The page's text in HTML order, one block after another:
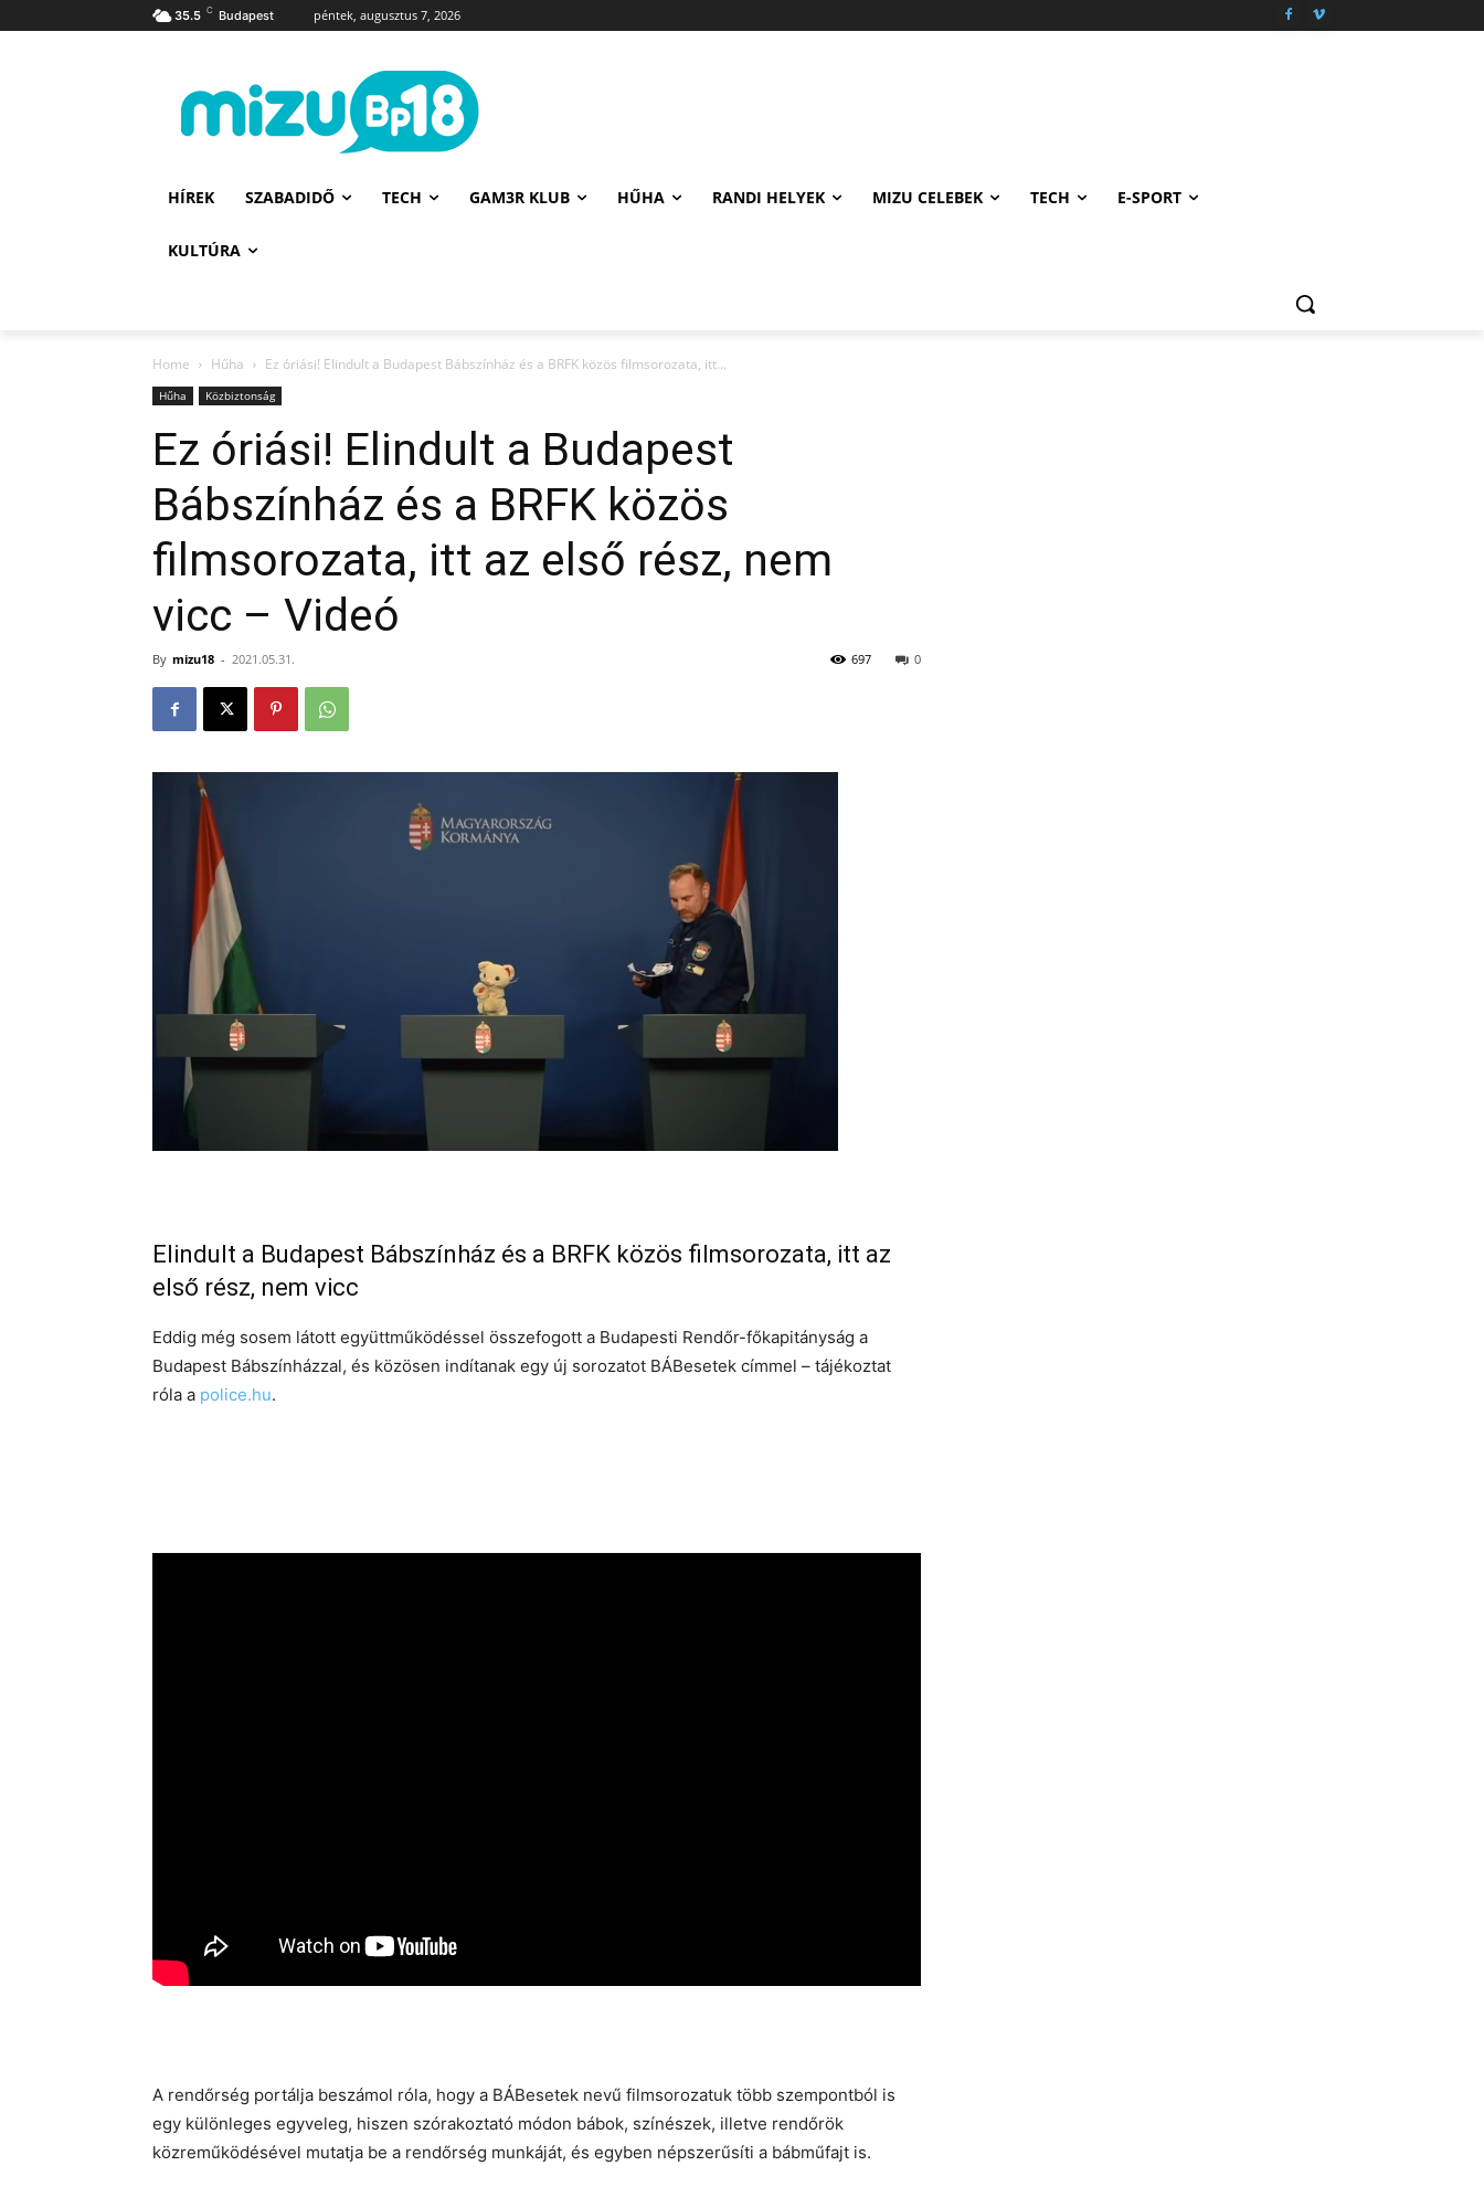
35.5 C Budapest péntek, augusztus 7, 2026
HÍREK SZABADIDŐ TECH GAM3R KLUB HŰHA RANDI HELYEK MIZU CELEBEK TECH E-SPORT
KULTÚRA
Home Hűha Ez óriási! Elindult a Budapest Bábszínház és a BRFK közös filmsorozata, itt...
Hűha Közbiztonság
Ez óriási! Elindult a Budapest
Bábszínház és a BRFK közös
filmsorozata, itt az első rész, nem
vicc – Videó
By mizu18 - 2021.05.31. 0
697
Elindult a Budapest Bábszínház és a BRFK közös filmsorozata, itt az
első rész, nem vicc
Eddig még sosem látott együttműködéssel összefogott a Budapesti Rendőr-főkapitányság a
Budapest Bábszínházzal, és közösen indítanak egy új sorozatot BÁBesetek címmel – tájékoztat
róla a police.hu.
A rendőrség portálja beszámol róla, hogy a BÁBesetek nevű filmsorozatuk több szempontból is
egy különleges egyveleg, hiszen szórakoztató módon bábok, színészek, illetve rendőrök
közreműködésével mutatja be a rendőrség munkáját, és egyben népszerűsíti a bábműfajt is.